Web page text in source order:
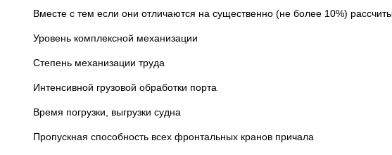
Вместе с тем если они отличаются на существенно (не более 10%)
Уровень комплексной механизации
Степень механизации труда
Интенсивной грузовой обработки порта
Время погрузки, выгрузки судна
Пропускная способность всех фронтальных кранов причала